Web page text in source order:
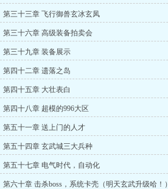
第三十三章 飞行御兽玄冰玄凤
第三十六章 高级装备拍卖会
第三十九章 装备展示
第四十二章 遗落之岛
第四十五章 大壮表白
第四十八章 超模的996大区
第五十一章 送上门的人才
第五十四章 玄武城三大兵种
第五十七章 电气时代，自动化
第六十章 击杀boss，系统卡壳（明天玄武升级哈！）